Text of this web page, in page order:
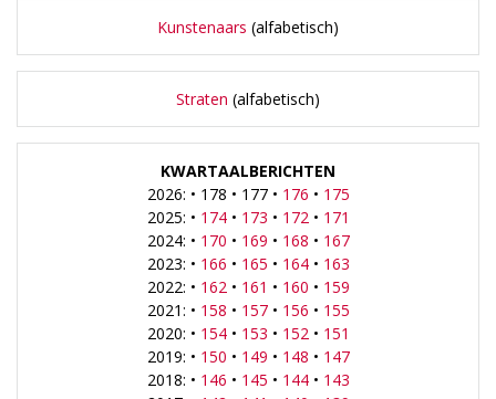
Kunstenaars (alfabetisch)
Straten (alfabetisch)
KWARTAALBERICHTEN
2026: • 178 • 177 • 176 • 175
2025: • 174• 173 • 172• 171
2024: • 170 • 169 • 168 • 167
2023: • 166 • 165 • 164• 163
2022: • 162• 161 • 160 • 159
2021: • 158 • 157• 156 • 155
2020: • 154• 153 • 152• 151
2019: • 150 • 149 • 148 • 147
2018: • 146 • 145 • 144• 143